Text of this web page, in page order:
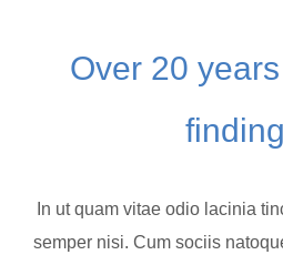
Over 20
In ut quam vitae odio lacinia
semper nisi. Cum sociis